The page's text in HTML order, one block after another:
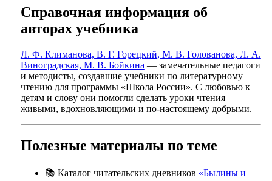
Справочная информация об
авторах учебника
Л. Ф. Климанова, В. Г. Горецкий, М. В. Голованова, Л. А.
Виноградская, М. В. Бойкина — замечательные педагоги
и методисты, создавшие учебники по литературному
чтению для программы «Школа России». С любовью к
детям и слову они помогли сделать уроки чтения
живыми, вдохновляющими и по-настоящему добрыми.
Полезные материалы по теме
📚 Каталог читательских дневников «Былины и